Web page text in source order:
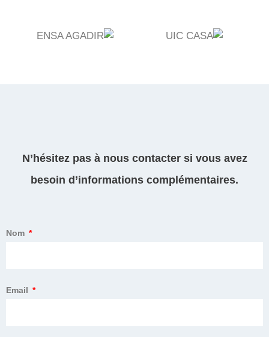
N’hésitez pas à nous contacter si vous avez
besoin d’informations complémentaires.
Nom
Email